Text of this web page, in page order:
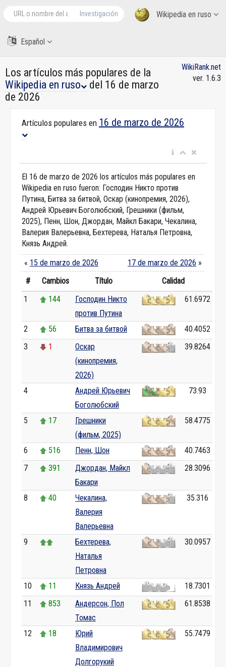
Wikipedia en ruso
Investigación
Español
Los artículos más populares de la
Wikipedia en ruso
del 16 de marzo
de 2026
WikiRank.net
ver. 1.6.3
Artículos populares en 16 de marzo de 2026
El 16 de marzo de 2026 los artículos más populares en
Wikipedia en ruso fueron: Господин Никто против
Путина, Битва за битвой, Оскар (кинопремия, 2026),
Андрей Юрьевич Боголюбский, Грешники (фильм,
2025), Пенн, Шон, Джордан, Майкл Бакари, Чекалина,
Валерия Валерьевна, Бехтерева, Наталья Петровна,
Князь Андрей.
« 15 de marzo de 2026 17 de marzo de 2026 »
#
Cambios Título
Calidad
1
144
Господин Никто
против Путина
61.6972
2 56 Битва за битвой
40.4052
3
1
Оскар
(кинопремия,
2026)
39.8264
4
Андрей Юрьевич
Боголюбский
73.93
5 17
Грешники
(фильм, 2025)
58.4775
6 516 Пенн, Шон
40.7463
7
391
Джордан, Майкл
Бакари
28.3096
8 40
Чекалина,
Валерия
Валерьевна
35.316
9
Бехтерева,
Наталья
Петровна
30.0957
10 11 Князь Андрей
18.7301
11
853
Андерсон, Пол
Томас
61.8538
12 18
Юрий
Владимирович
Долгорукий
55.7479